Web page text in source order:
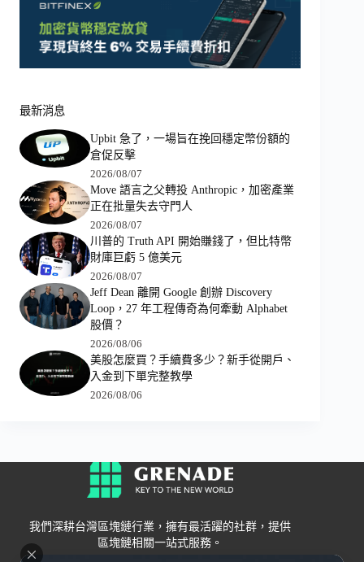
最新消息
Upbit 急了，一場旨在挽回穩定幣份額的
倉促反擊
2026/08/07
Move 語言之父轉投 Anthropic，加密產業
正在批量失去守門人
2026/08/07
川普的 Truth API 開始賺錢了，但比特幣
財庫巨虧 5 億美元
2026/08/07
Jeff Dean 離開 Google 創辦 Discovery
Loop，27 年工程傳奇為何牽動 Alphabet
股價？
2026/08/06
美股怎麼買？手續費多少？新手從開戶、
入金到下單完整教學
2026/08/06
我們深耕台灣區塊鏈行業，擁有最活躍的社群，提供
區塊鏈相關一站式服務。